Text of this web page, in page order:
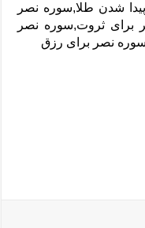
شدن طلا,سوره نصر
برای ثروت,سوره نصر
نصر برای رزق